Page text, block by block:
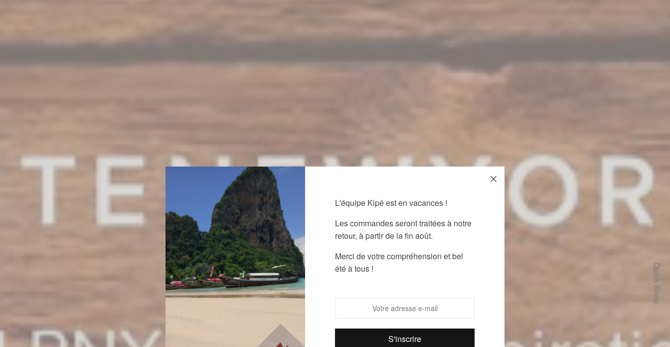
L'équipe Kipé est en vacances !
Les commandes seront traitées à notre
retour, à partir de la fin août.
Merci de votre compréhension et bel
été à tous !
Quick Shop